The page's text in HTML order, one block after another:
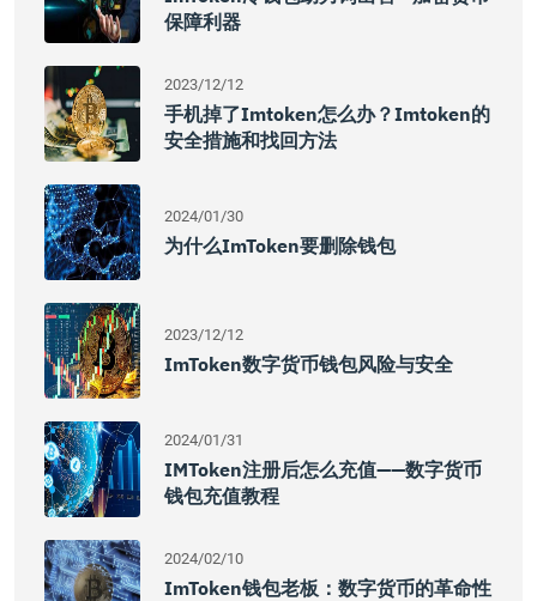
保障利器
2023/12/12
手机掉了Imtoken怎么办？Imtoken的
安全措施和找回方法
2024/01/30
为什么imToken要删除钱包
2023/12/12
ImToken数字货币钱包风险与安全
2024/01/31
IMToken注册后怎么充值——数字货币
钱包充值教程
2024/02/10
ImToken钱包老板：数字货币的革命性